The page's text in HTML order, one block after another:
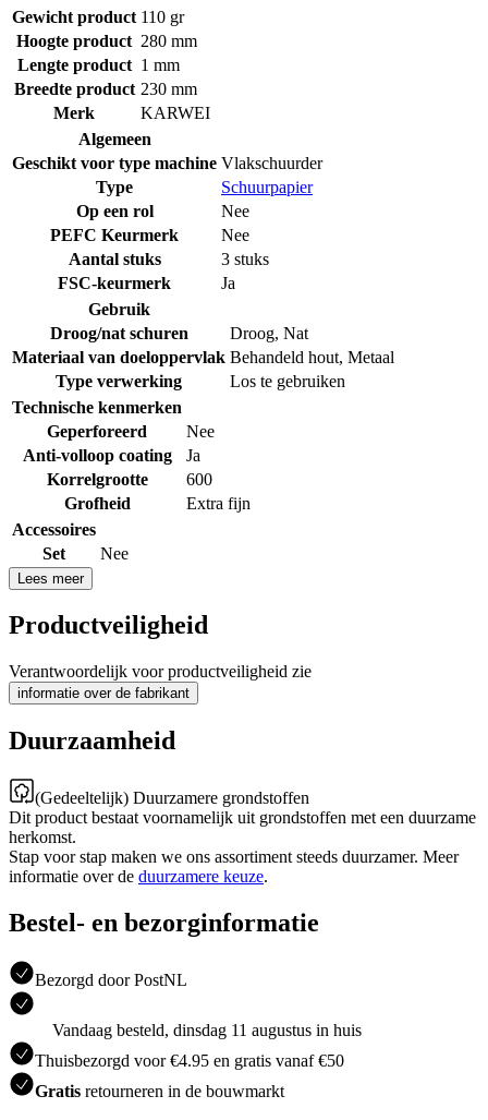
Gewicht product 110 gr
Hoogte product 280 mm
Lengte product 1 mm
Breedte product 230 mm
Merk
KARWEI
Algemeen
Geschikt voor type machine Vlakschuurder
Type
Schuurpapier
Op een rol
Nee
PEFC Keurmerk
Nee
Aantal stuks
3 stuks
FSC-keurmerk
Ja
Gebruik
Droog/nat schuren
Droog, Nat
Materiaal van doeloppervlak Behandeld hout, Metaal
Type verwerking
Los te gebruiken
Technische kenmerken
Geperforeerd
Nee
Anti-volloop coating
Ja
Korrelgrootte
600
Grofheid
Extra fijn
Accessoires
Set
Nee
Lees meer
Productveiligheid
Verantwoordelijk voor productveiligheid zie
informatie over de fabrikant
Duurzaamheid
(Gedeeltelijk) Duurzamere grondstoffen
Dit product bestaat voornamelijk uit grondstoffen met een duurzame
herkomst.
Stap voor stap maken we ons assortiment steeds duurzamer. Meer
informatie over de duurzamere keuze.
Bestel- en bezorginformatie
Bezorgd door PostNL
Vandaag besteld, dinsdag 11 augustus in huis
Thuisbezorgd voor €4.95 en gratis vanaf €50
Gratis retourneren in de bouwmarkt